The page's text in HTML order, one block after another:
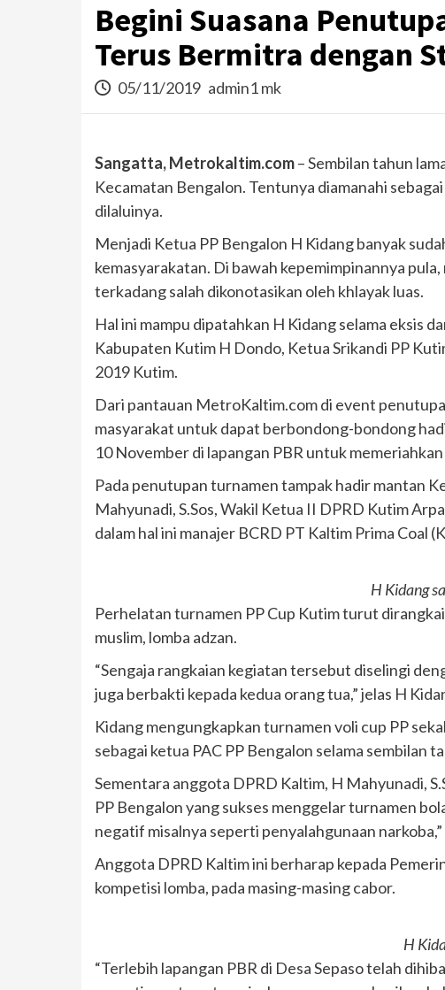
Begini Suasana
Terus Bermitra dengan
05/11/2019 admin1 mk
Sangatta, Metrokaltim.com– Sembilan tahun
Kecamatan Bengalon. Tentunya diamanahi
dilaluinya.
Menjadi Ketua PP Bengalon H Kidang banyak
kemasyarakatan. Di bawah kepemimpinannya
terkadang salah dikonotasikan oleh khlayak luas.
Hal ini mampu dipatahkan H Kidang selama eksis
Kabupaten Kutim H Dondo, Ketua Srikandi PP
2019 Kutim.
Dari pantauan MetroKaltim.com di event
masyarakat untuk dapat berbondong-bondong
10 November di lapangan PBR untuk
Pada penutupan turnamen tampak hadir mantan
Mahyunadi, S.Sos, Wakil Ketua II DPRD Kutim
dalam hal ini manajer BCRD PT Kaltim Prima Coal
H Kidang
Perhelatan turnamen PP Cup Kutim turut
muslim, lomba adzan.
“Sengaja rangkaian kegiatan tersebut diselingi
juga berbakti kepada kedua orang tua,” jelas H
Kidang mengungkapkan turnamen voli cup PP
sebagai ketua PAC PP Bengalon selama sembilan
Sementara anggota DPRD Kaltim, H Mahyunadi,
PP Bengalon yang sukses menggelar turnamen
negatif misalnya seperti penyalahgunaan narkoba,”
Anggota DPRD Kaltim ini berharap kepada
kompetisi lomba, pada masing-masing cabor.
H
“Terlebih lapangan PBR di Desa Sepaso telah